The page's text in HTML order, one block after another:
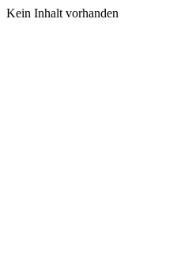
Kein Inhalt vorhanden